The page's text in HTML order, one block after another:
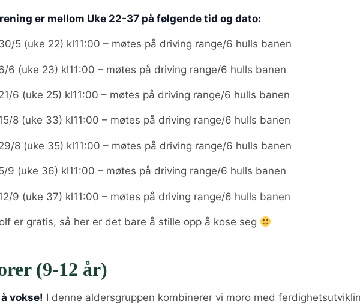
er mellom Uke 22-37 på følgende tid og dato:
5 (uke 22) kl11:00 – møtes på driving range/6 hulls banen
6 (uke 23) kl11:00 – møtes på driving range/6 hulls banen
6 (uke 25) kl11:00 – møtes på driving range/6 hulls banen
8 (uke 33) kl11:00 – møtes på driving range/6 hulls banen
8 (uke 35) kl11:00 – møtes på driving range/6 hulls banen
9 (uke 36) kl11:00 – møtes på driving range/6 hulls banen
9 (uke 37) kl11:00 – møtes på driving range/6 hulls banen
er gratis, så her er det bare å stille opp å kose seg
(9-12 år)
vokse! I denne aldersgruppen kombinerer vi moro med